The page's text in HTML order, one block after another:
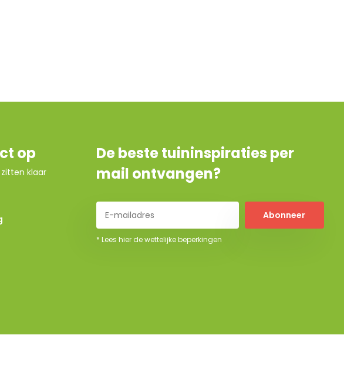
op
klaar
De beste tuininspiraties per
mail ontvangen?
Abonneer
* Lees hier de wettelijke beperkingen